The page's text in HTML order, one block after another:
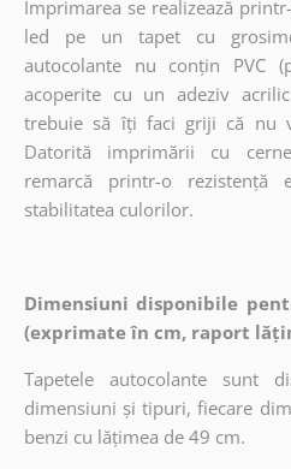
Imprimarea se realizează
led pe un tapet cu
autocolante nu conțin PVC
acoperite cu un adeziv
trebuie să îți faci griji că nu
Datorită imprimării cu
remarcă printr-o rezistență
stabilitatea culorilor.
Dimensiuni disponibile
(exprimate în cm, raport
Tapetele autocolante sunt
dimensiuni și tipuri, fiecare
benzi cu lățimea de 49 cm.